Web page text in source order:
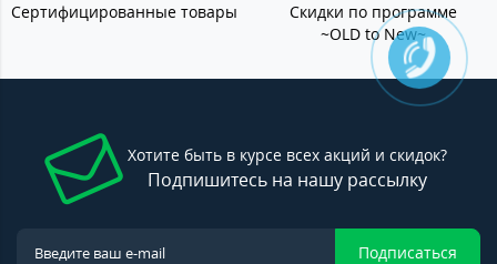
Сертифицированные товары
Скидки по программе
~OLD to New~
Хотите быть в курсе всех акций и скидок?
Подпишитесь на нашу рассылку
Подписаться